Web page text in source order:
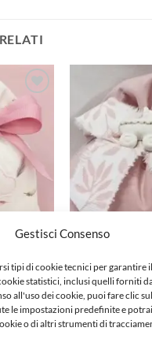
Gestisci Consenso
tipi di cookie tecnici per garantire
statistici, inclusi quelli forniti
all'uso dei cookie, puoi fare clic
le impostazioni predefinite e
o di altri strumenti di
Aggiungi
alla lista
dei
desideri
dei
PORTA CONFETTI
Porta confetti
3,70€